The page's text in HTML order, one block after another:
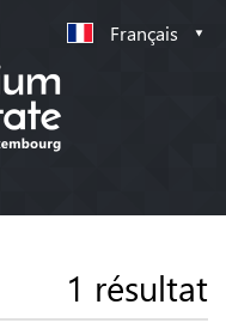
Français
1 résultat